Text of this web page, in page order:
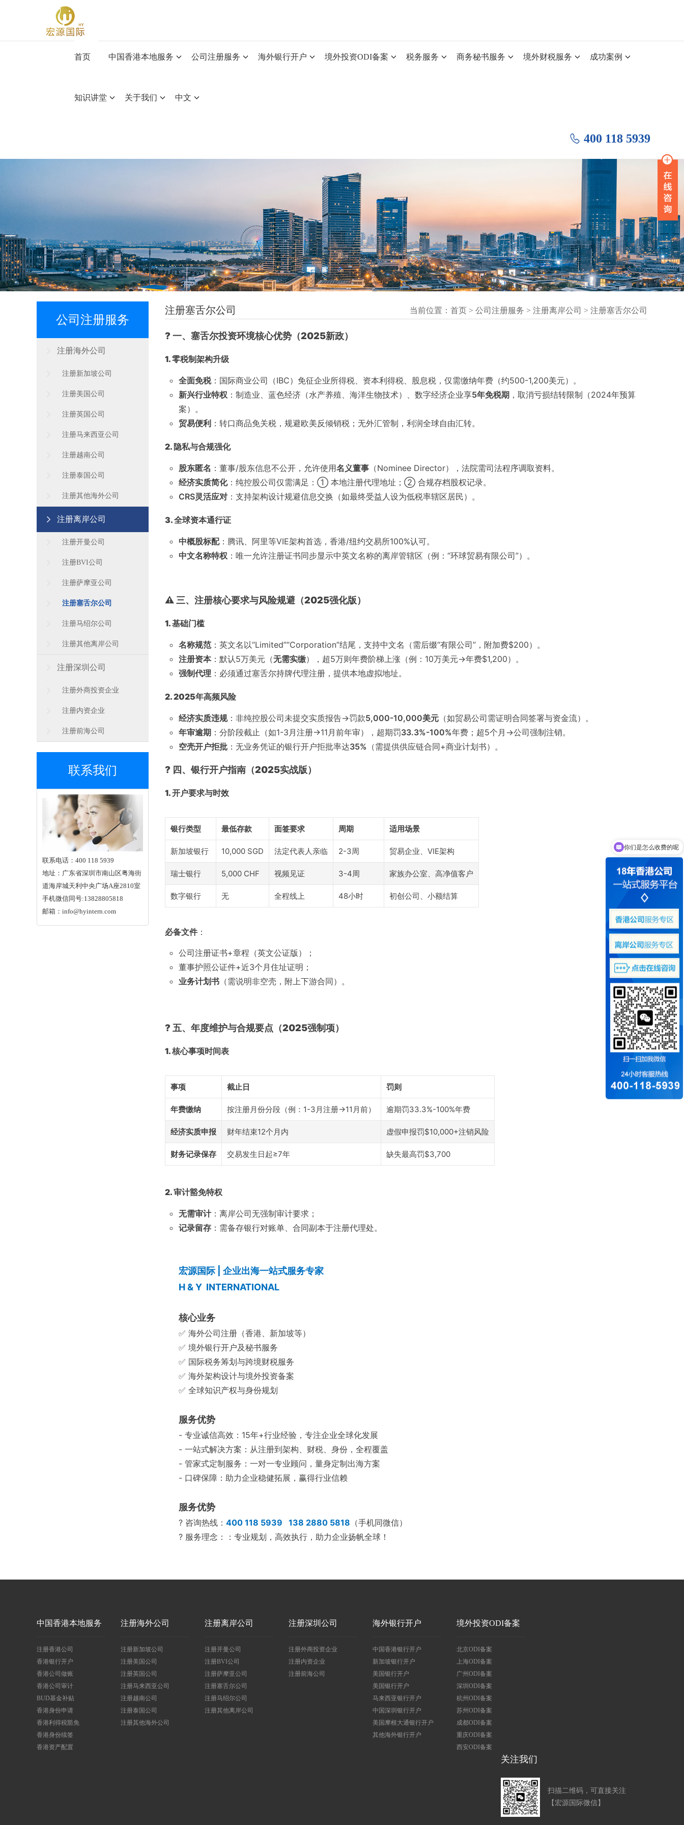
首页 中国香港本地服务 公司注册服务 海外银行开户 境外投资ODI备案 税务服务 商务秘书服务 境外财税服务 成功案例
知识讲堂 关于我们 中文
400 118 5939
公司注册服务
注册海外公司
注册新加坡公司
注册美国公司
注册英国公司
注册马来西亚公司
注册越南公司
注册泰国公司
注册其他海外公司
注册离岸公司
注册开曼公司
注册BVI公司
注册萨摩亚公司
注册塞舌尔公司
注册马绍尔公司
注册其他离岸公司
注册深圳公司
注册外商投资企业
注册内资企业
注册前海公司
联系我们
联系电话：400 118 5939
地址：广东省深圳市南山区粤海街
道海岸城天利中央广场A座2810室
手机微信同号:13828805818
邮箱：info@hyintern.com
注册塞舌尔公司 当前位置： 首页 > 公司注册服务 > 注册离岸公司 > 注册塞舌尔公司
? 一、塞舌尔投资环境核心优势（2025新政）
1. 零税制架构升级
全面免税：国际商业公司（IBC）免征企业所得税、资本利得税、股息税，仅需缴纳年费（约500-1,200美元）。
新兴行业特权 ：制造业、蓝色经济（水产养殖、海洋生物技术）、数字经济企业享5年免税期 ，取消亏损结转限制（2024年预算
案）。
贸易便利 ：转口商品免关税，规避欧美反倾销税；无外汇管制，利润全球自由汇转。
2. 隐私与合规强化
股东匿名 ：董事/股东信息不公开，允许使用名义董事 （Nominee Director），法院需司法程序调取资料。
经济实质简化：纯控股公司仅需满足：① 本地注册代理地址；② 合规存档股权记录。
CRS灵活应对 ：支持架构设计规避信息交换（如最终受益人设为低税率辖区居民）。
3. 全球资本通行证
中概股标配：腾讯、阿里等VIE架构首选，香港/纽约交易所100%认可。
中文名称特权 ：唯一允许注册证书同步显示中英文名称的离岸管辖区（例：“环球贸易有限公司”）。
⚠️ 三、注册核心要求与风险规避（2025强化版）
1. 基础门槛
名称规范：英文名以“Limited”“Corporation”结尾，支持中文名（需后缀“有限公司”，附加费$200）。
注册资本：默认5万美元（无需实缴），超5万则年费阶梯上涨（例：10万美元→年费$1,200）。
强制代理 ：必须通过塞舌尔持牌代理注册，提供本地虚拟地址。
2. 2025年高频风险
经济实质违规：非纯控股公司未提交实质报告→罚款5,000-10,000美元 （如贸易公司需证明合同签署与资金流）。
年审逾期 ：分阶段截止（如1-3月注册→11月前年审），超期罚33.3%-100%年费；超5个月→公司强制注销。
空壳开户拒批 ：无业务凭证的银行开户拒批率达35% （需提供供应链合同+商业计划书）。
? 四、银行开户指南（2025实战版）
1. 开户要求与时效
银行类型 最低存款 面签要求 周期 适用场景
新加坡银行 10,000 SGD 法定代表人亲临 2-3周 贸易企业、VIE架构
瑞士银行 5,000 CHF 视频见证 3-4周 家族办公室、高净值客户
数字银行 无 全程线上 48小时 初创公司、小额结算
必备文件：
公司注册证书+章程（英文公证版）；
董事护照公证件+近3个月住址证明；
业务计划书 （需说明非空壳，附上下游合同）。
? 五、年度维护与合规要点（2025强制项）
1. 核心事项时间表
事项 截止日 罚则
年费缴纳 按注册月份分段（例：1-3月注册→11月前） 逾期罚33.3%-100%年费
经济实质申报 财年结束12个月内 虚假申报罚$10,000+注销风险
财务记录保存 交易发生日起≥7年 缺失最高罚$3,700
2. 审计豁免特权
无需审计：离岸公司无强制审计要求；
记录留存 ：需备存银行对账单、合同副本于注册代理处。
宏源国际 | 企业出海一站式服务专家
H & Y INTERNATIONAL
核心业务
✅ 海外公司注册（香港、新加坡等）
✅ 境外银行开户及秘书服务
✅ 国际税务筹划与跨境财税服务
✅ 海外架构设计与境外投资备案
✅ 全球知识产权与身份规划
服务优势
- 专业诚信高效：15年+行业经验，专注企业全球化发展
- 一站式解决方案：从注册到架构、财税、身份，全程覆盖
- 管家式定制服务：一对一专业顾问，量身定制出海方案
- 口碑保障：助力企业稳健拓展，赢得行业信赖
服务优势
? 咨询热线：400 118 5939 138 2880 5818 （手机同微信）
? 服务理念：：专业规划，高效执行，助力企业扬帆全球！
中国香港本地服务
注册香港公司
香港银行开户
香港公司做账
香港公司审计
BUD基金补贴
香港身份申请
香港利得税豁免
香港身份续签
香港资产配置
注册海外公司
注册新加坡公司
注册美国公司
注册英国公司
注册马来西亚公司
注册越南公司
注册泰国公司
注册其他海外公司
注册离岸公司
注册开曼公司
注册BVI公司
注册萨摩亚公司
注册塞舌尔公司
注册马绍尔公司
注册其他离岸公司
注册深圳公司
注册外商投资企业
注册内资企业
注册前海公司
海外银行开户
中国香港银行开户
新加坡银行开户
美国银行开户
美国银行开户
马来西亚银行开户
中国深圳银行开户
美国摩根大通银行开户
其他海外银行开户
境外投资ODI备案
北京ODI备案
上海ODI备案
广州ODI备案
深圳ODI备案
杭州ODI备案
苏州ODI备案
成都ODI备案
重庆ODI备案
西安ODI备案
关注我们
扫描二维码，可直接关注
【宏源国际微信】
你们是怎么收费的呢